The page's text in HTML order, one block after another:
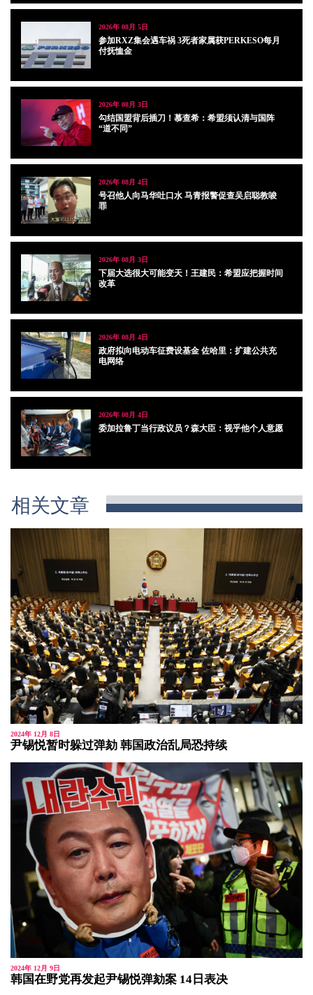
2026年 08月 5日
参加RXZ集会遇车祸 3死者家属获PERKESO每月
付抚恤金
2026年 08月 3日
勾结国盟背后插刀！慕查希：希盟须认清与国阵
“道不同”
2026年 08月 4日
号召他人向马华吐口水 马青报警促查吴启聪教唆
罪
2026年 08月 3日
下届大选很大可能变天！王建民：希盟应把握时间
改革
2026年 08月 4日
政府拟向电动车征费设基金 佐哈里：扩建公共充
电网络
2026年 08月 4日
委加拉鲁丁当行政议员？森大臣：视乎他个人意愿
相关文章
2024年 12月 8日
尹锡悦暂时躲过弹劾 韩国政治乱局恐持续
2024年 12月 9日
韩国在野党再发起尹锡悦弹劾案 14日表决